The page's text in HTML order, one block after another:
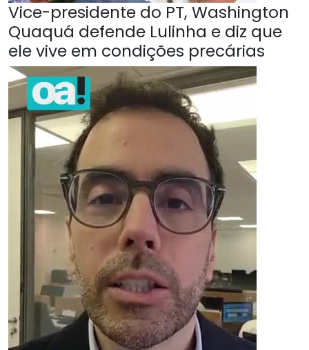
Vice-presidente do PT, Washington
Quaquá defende Lulinha e diz que
ele vive em condições precárias